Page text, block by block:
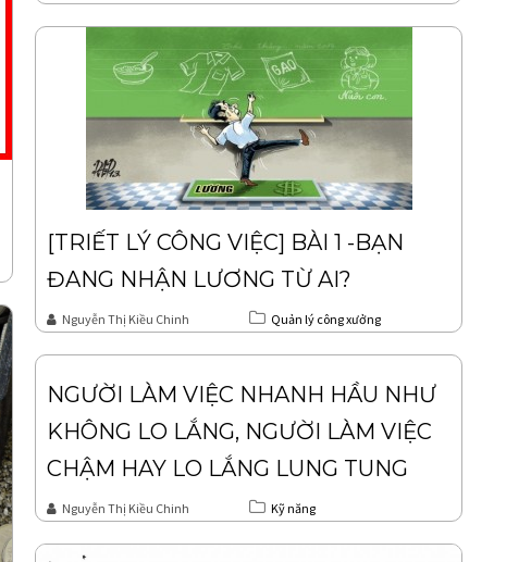
[TRIẾT LÝ CÔNG VIỆC] BÀI 1 -BẠN
ĐANG NHẬN LƯƠNG TỪ AI?
Nguyễn Thị Kiều Chinh Quản lý công xưởng
NGƯỜI LÀM VIỆC NHANH HẦU NHƯ
KHÔNG LO LẮNG, NGƯỜI LÀM VIỆC
CHẬM HAY LO LẮNG LUNG TUNG
Nguyễn Thị Kiều Chinh Kỹ năng